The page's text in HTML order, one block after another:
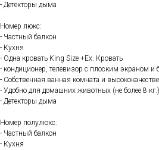
- Детекторы дыма
Номер люкс:
- Частный балкон
- Кухня
- Одна кровать King Size +Ex. Кровать
- кондиционер, телевизор с плоским экраном и
- Собственная ванная комната и
- Удобно для домашних животных (не более 8 кг.)
- Детекторы дыма
Номер полулюкс:
- Частный балкон
- Кухня